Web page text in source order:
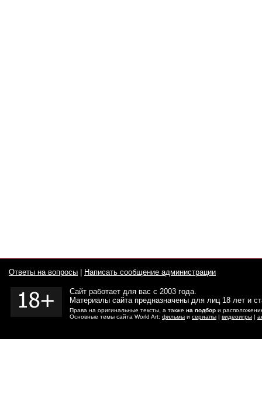
Ответы на вопросы Написать сообщение администрации
Сайт работает для вас с 2003 года.
Материалы сайта предназначены для лиц 18 лет и
Права на оригинальные тексты, а также на подбор и
Основные темы сайта World Art: фильмы и сериалы | видеоигры |